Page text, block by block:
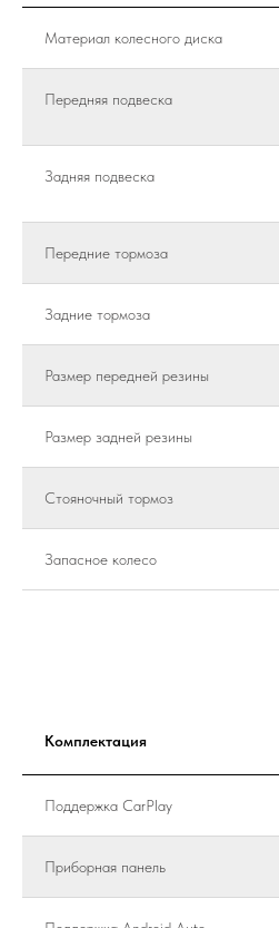
Материал колесного диска
Передняя подвеска
Задняя подвеска
Передние тормоза
Задние тормоза
Размер передней резины
Размер задней резины
Стояночный тормоз
Запасное колесо
Комплектация
Поддержка CarPlay
Приборная панель